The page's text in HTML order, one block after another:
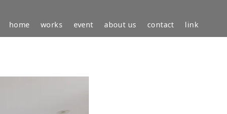
home works event about us contact link